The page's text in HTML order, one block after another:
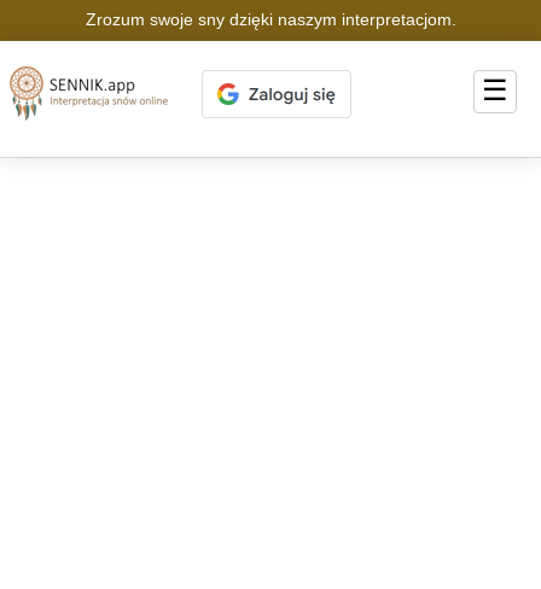
Zrozum swoje sny dzięki naszym interpretacjom.
☰